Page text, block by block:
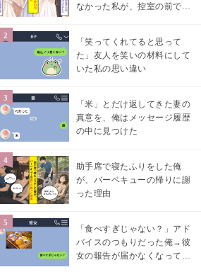
なかった私が、控室の前で彼
「笑ってくれてると思って
た」友人を笑いの材料にして
いた私の思い違い
「米」とだけ返してきた妻の
真意を、俺はメッセージ履歴
の中に見つけた
助手席で寝たふりをした俺
が、バーベキューの帰りに謝
った理由
「食べすぎじゃない？」アド
バイスのつもりだった俺→彼
女の報告が届かなくなって、